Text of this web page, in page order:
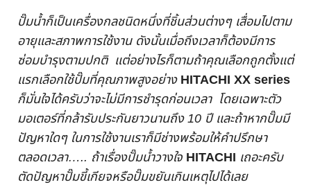
ปั๊มน้ำก็เป็นเครื่องกลชนิดหนึ่งที่ชิ้นส่วนต่างๆ เสื่อมไปตาม
อายุและสภาพการใช้งาน ดังนั้นเมื่อถึงเวลาก็ต้องมีการ
ซ่อมบำรุงตามปกติ แต่อย่างไรก็ตามถ้าคุณเลือกถูกตั้งแต่
แรกเลือกใช้ปั๊มที่คุณภาพสูงอย่างHITACHI XX series
ก็มั่นใจได้ครับว่าจะไม่มีการชำรุดก่อนเวลา โดยเฉพาะตัว
มอเตอร์ที่กล้ารับประกันยาวนานถึง 10 ปี และถ้าหากปั๊มมี
ปัญหาใดๆ ในการใช้งานเราก็มีช่างพร้อมให้คำปรึกษา
ตลอดเวลา….. ถ้าเรื่องปั๊มน้ำวางใจ HITACHI เถอะครับ
ตัดปัญหาปั๊มขี้เกียจหรือปั๊มขยันเกินเหตุไปได้เลย